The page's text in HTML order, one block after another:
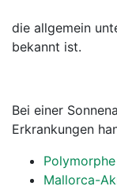
die allgemein
bekannt ist.
Bei einer
Erkrankungen
Mallorca-